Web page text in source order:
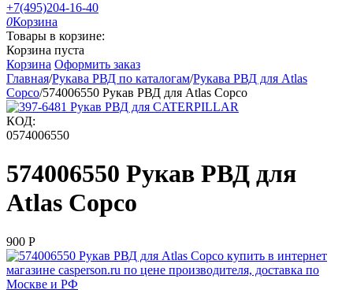
+7(495)204-16-40
0Корзина
Товары в корзине:
Корзина пуста
Корзина Оформить заказ
Главная/Рукава РВД по каталогам/Рукава РВД для Atlas
Copco/574006550 Рукав РВД для Atlas Copco
КОД:
0574006550
574006550 Рукав РВД для
Atlas Copco
‍900‍ Р